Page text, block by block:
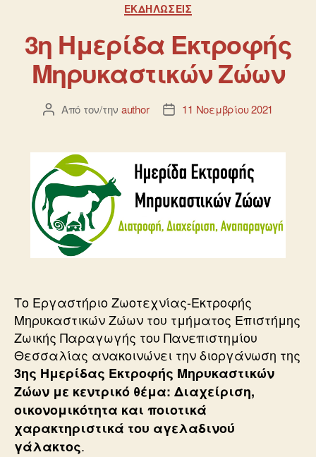
ΕΚΔΗΛΏΣΕΙΣ
3η Ημερίδα Εκτροφής
Μηρυκαστικών Ζώων
Από τον/την author 11 Νοεμβρίου 2021
Το Εργαστήριο Ζωοτεχνίας-Εκτροφής
Μηρυκαστικών Ζώων του τμήματος Επιστήμης
Ζωικής Παραγωγής του Πανεπιστημίου
Θεσσαλίας ανακοινώνει την διοργάνωση της
3ης Ημερίδας Εκτροφής Μηρυκαστικών
Ζώων με κεντρικό θέμα: Διαχείριση,
οικονομικότητα και ποιοτικά
χαρακτηριστικά του αγελαδινού
γάλακτος.